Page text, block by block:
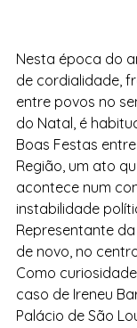
Nesta época do
de cordialidade,
entre povos no
do Natal, é
Boas Festas
Região, um ato
acontece num
instabilidade
Representante
de novo, no
Como
caso de Ireneu
Palácio de São